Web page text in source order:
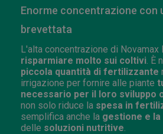
Enorme concentrazione con
brevettata
L'alta concentrazione di
risparmiare molto sui coltivi .
piccola quantità di fertilizzante
irrigazione per fornire alle piante
necessario per il loro sviluppo
non solo riduce la spesa in
semplifica anche la gestione e
delle soluzioni nutritive